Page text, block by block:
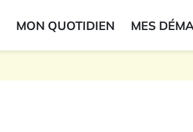
MON QUOTIDIEN MES